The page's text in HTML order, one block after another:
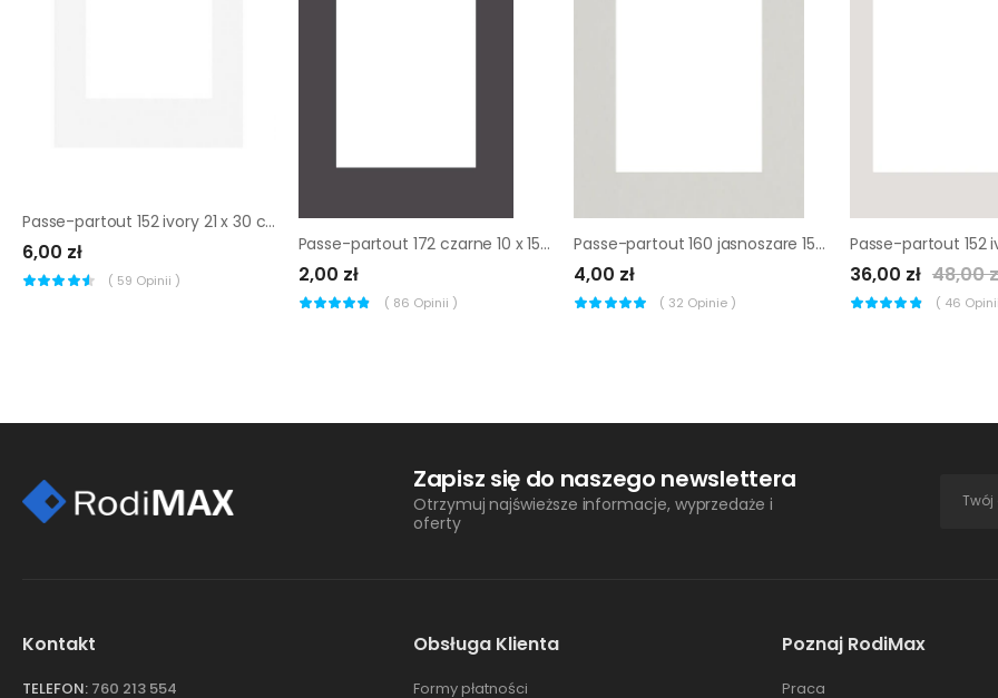
Passe-partout 152 ivory 21 x 30 cm
6,00 zł
( 59 Opinii )
Passe-partout 172 czarne 10 x 15 cm
2,00 zł
( 86 Opinii )
Passe-partout 160 jasnoszare 15 x 21 cm
4,00 zł
( 32 Opinie )
36,00 zł 48,00
( 46
Zapisz się do naszego newslettera
Otrzymuj najświeższe informacje, wyprzedaże i
oferty
Kontakt
TELEFON: 760 213 554
Obsługa Klienta
Formy płatności
Poznaj RodiMax
Praca